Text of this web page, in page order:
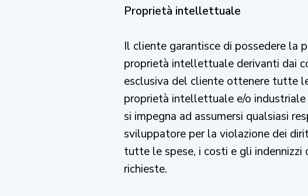
Proprietà intellettuale
Il cliente garantisce di possedere la
proprietà intellettuale derivanti dai
esclusiva del cliente ottenere tutte
proprietà intellettuale e/o
si impegna ad assumersi qualsiasi
sviluppatore per la violazione dei
tutte le spese, i costi e gli
richieste.